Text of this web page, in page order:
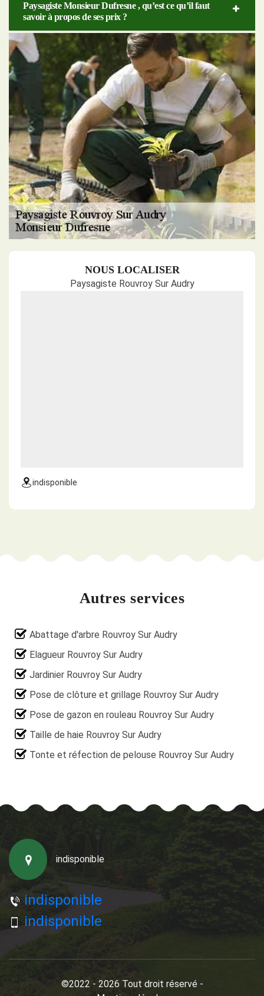
Paysagiste Monsieur Dufresne , qu’est ce qu’il faut
savoir à propos de ses prix ?
NOUS LOCALISER
Paysagiste Rouvroy Sur Audry
indisponible
Autres services
Abattage d'arbre Rouvroy Sur Audry
Elagueur Rouvroy Sur Audry
Jardinier Rouvroy Sur Audry
Pose de clôture et grillage Rouvroy Sur Audry
Pose de gazon en rouleau Rouvroy Sur Audry
Taille de haie Rouvroy Sur Audry
Tonte et réfection de pelouse Rouvroy Sur Audry
indisponible
indisponible
indisponible
©2022 - 2026 Tout droit réservé -